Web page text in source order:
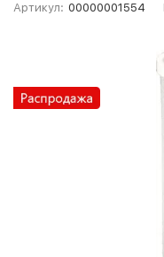
Артикул: 00000001554